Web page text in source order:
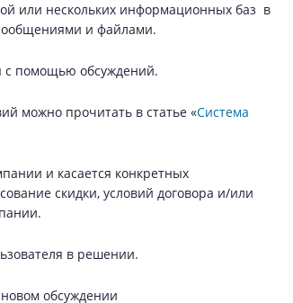
или нескольких информационных баз в
и файлами.
с помощью обсуждений.
можно прочитать в статье «Система
и касается конкретных
скидки, условий договора и/или
в решении.